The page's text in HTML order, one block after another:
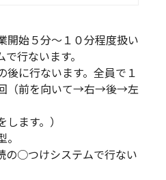
開始５分～１０分程度扱い
行ないます。
後に行ないます。全員で１
（前を向いて→右→後→左
します。）
の○つけシステムで行ない